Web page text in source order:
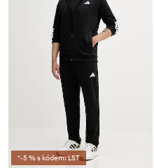
*-5 % s kódem: LST